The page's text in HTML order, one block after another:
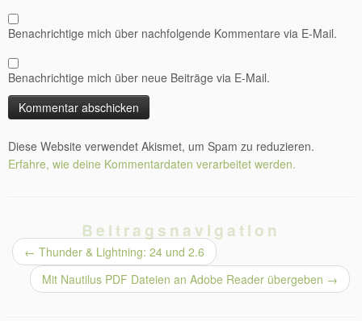
Benachrichtige mich über nachfolgende Kommentare via E-Mail.
Benachrichtige mich über neue Beiträge via E-Mail.
Diese Website verwendet Akismet, um Spam zu reduzieren.
Erfahre, wie deine Kommentardaten verarbeitet werden.
Beitragsnavigation
← Thunder & Lightning: 24 und 2.6
Mit Nautilus PDF Dateien an Adobe Reader übergeben →